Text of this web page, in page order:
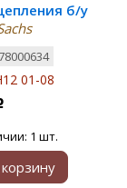
б/у
01-08
1 шт.